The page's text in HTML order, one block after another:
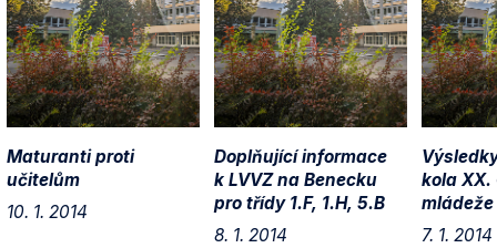
Maturanti proti
učitelům
10. 1. 2014
Doplňující informace
k LVVZ na Benecku
pro třídy 1.F, 1.H, 5.B
8. 1. 2014
kola XX.
7. 1. 2014